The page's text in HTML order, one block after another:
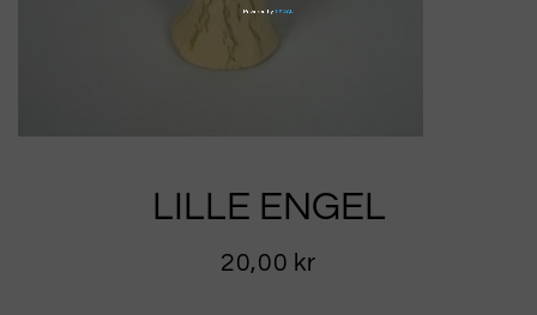
LILLE ENGEL
20,00 kr